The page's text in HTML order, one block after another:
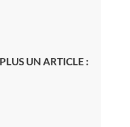
UN ARTICLE :